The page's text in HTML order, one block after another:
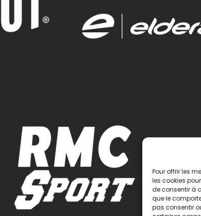
Pour offrir les
les cookies
de consentir à
que le
pas consentir